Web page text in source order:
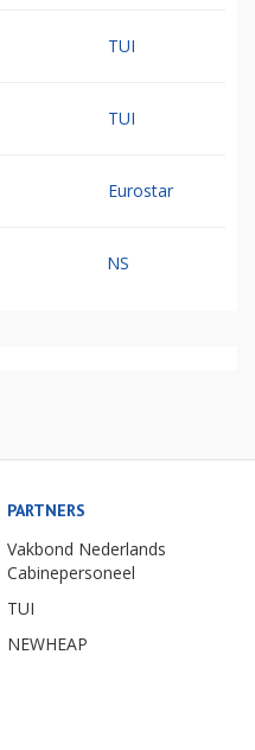
TUI
TUI
Eurostar
NS
PARTNERS
Vakbond Nederlands
Cabinepersoneel
TUI
NEWHEAP